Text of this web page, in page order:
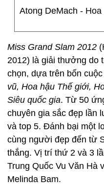
Atong DeMach -
Miss Grand Slam 2012
2012) là giải thưởng do
chọn, dựa trên bốn
vũ, Hoa hậu Thế giới,
Siêu quốc gia. Từ 50
chuyên gia sắc đẹp lần
và top 5. Đánh bại một
cùng người đẹp đến từ
thắng. Vị trí thứ 2 và 3
Trung Quốc Vu Văn Hà
Melinda Bam.